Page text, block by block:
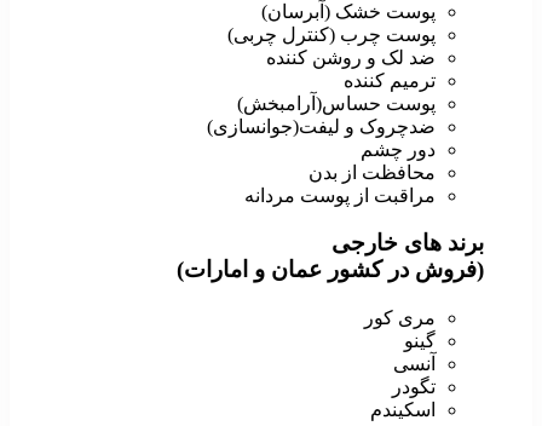
پوست خشک (آبرسان)
پوست چرب (کنترل چربی)
ضد لک و روشن کننده
ترمیم کننده
پوست حساس(آرامبخش)
ضدچروک و لیفت(جوانسازی)
دور چشم
محافظت از بدن
مراقبت از پوست مردانه
برند های خارجی
(فروش در کشور عمان و امارات)
مری کور
گینو
آنسی
تگودر
اسکیندم